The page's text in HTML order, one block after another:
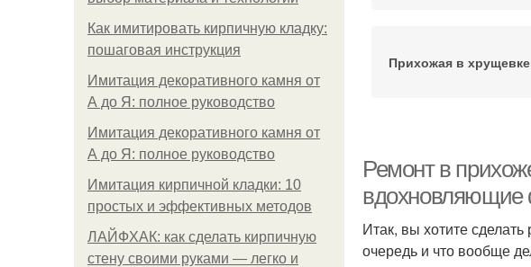
Как имитировать кирпичную кладку:
пошаговая инструкция
Имитация декоративного камня от
А до Я: полное руководство
Имитация декоративного камня от
А до Я: полное руководство
Имитация кирпичной кладки: 10
простых и эффективных методов
ЛАЙФХАК: как сделать кирпичную
стену своими руками — легко и
Прихожая в хрущевке
Ремонт в
вдохновляющие
Итак, вы хотите
очередь и что вообще